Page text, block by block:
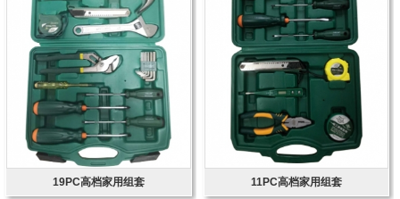
19PC高档家用组套 11PC高档家用组套